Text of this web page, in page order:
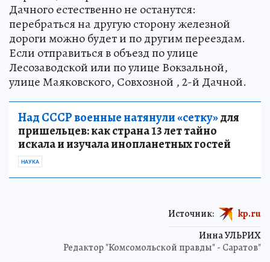
Дачного естественно не останутся:
перебраться на другую сторону железной
дороги можно будет и по другим переездам.
Если отправиться в объезд по улице
Лесозаводской или по улице Вокзальной,
улице Маяковского, Совхозной , 2-й Дачной.
Над СССР военные натянули «сетку»для
пришельцев: как страна 13 лет тайно
искала и изучала инопланетных гостей
НАУКА
Инна УЛЬРИХ
Редактор "Комсомольской правды" - Саратов"
Источник: kp.ru